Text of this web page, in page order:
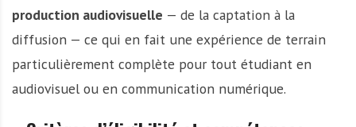
production audiovisuelle — de la captation à la
diffusion — ce qui en fait une expérience de terrain
particulièrement complète pour tout étudiant en
audiovisuel ou en communication numérique.